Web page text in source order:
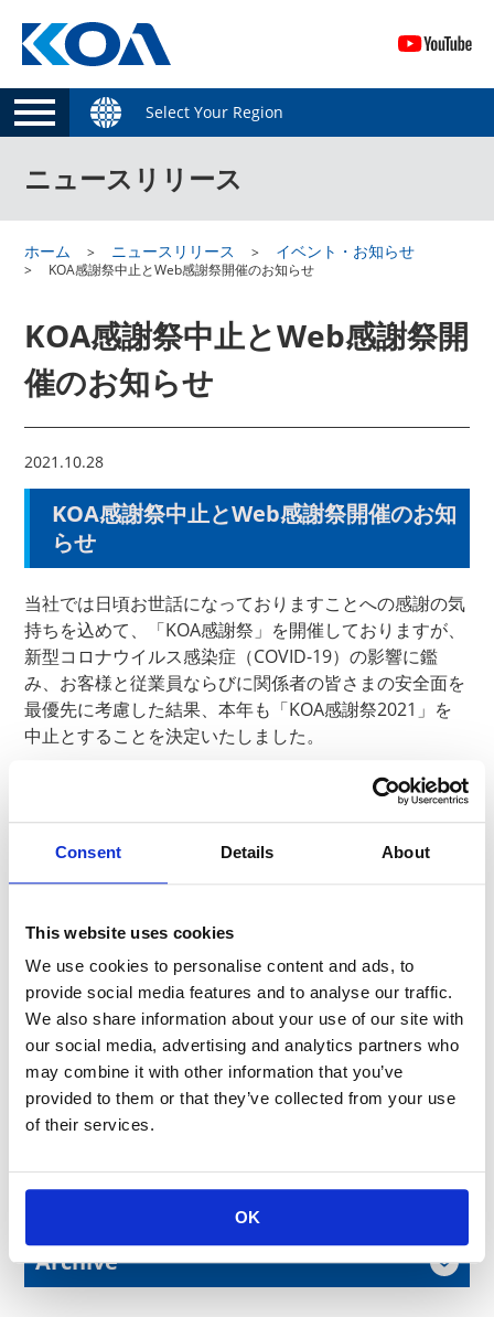
Consent Details About
This website uses cookies
We use cookies to personalise content and ads, to
provide social media features and to analyse our traffic.
We also share information about your use of our site with
our social media, advertising and analytics partners who
may combine it with other information that you’ve
provided to them or that they’ve collected from your use
of their services.
OK
Select Your Region
ニュースリリース
ホーム ニュースリリース イベント・お知らせ
KOA感謝祭中止とWeb感謝祭開催のお知らせ
KOA感謝祭中止とWeb感謝祭開
催のお知らせ
2021.10.28
KOA感謝祭中止とWeb感謝祭開催のお知
らせ
当社では日頃お世話になっておりますことへの感謝の気
持ちを込めて、「KOA感謝祭」を開催しておりますが、
新型コロナウイルス感染症（COVID-19）の影響に鑑
み、お客様と従業員ならびに関係者の皆さまの安全面を
最優先に考慮した結果、本年も 「KOA感謝祭2021」を
中止とすることを決定いたしました。
楽しみにしてくださっている皆さまに深くお詫び申し上
そこで、本年も昨年と同様に、「Web感謝祭」
を開催することといたしました。
「実り」のご報告と感謝をお伝えいたしますので、ぜひ
ご覧くださいますようお願い申し上げます。
11月下旬の公開予定となっておりますので、詳細は当ホ
ームページにて改めてお知らせいたします。
昨年のWeb感謝祭はこちらからご覧いただけます。
News Release
Archive